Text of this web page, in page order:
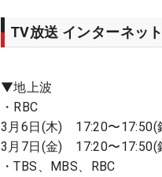
TV放送 インターネッ
▼地上波
・RBC
3月6日(木) 17:20〜17:50(
3月7日(金) 17:20〜17:50(
・TBS、MBS、RBC